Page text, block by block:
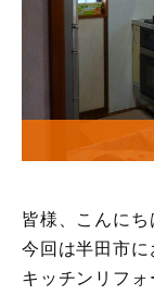
皆様、こんにち
今回は半田市に
キッチンリフォ